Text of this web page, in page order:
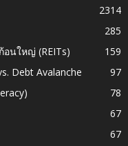
2314
285
นใหญ่ (REITs)
159
Debt Avalanche
97
78
67
67